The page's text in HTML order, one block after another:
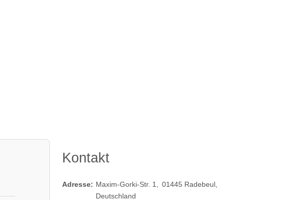
Kontakt
Adresse: Maxim-Gorki-Str. 1 01445 Radebeul
Deutschland